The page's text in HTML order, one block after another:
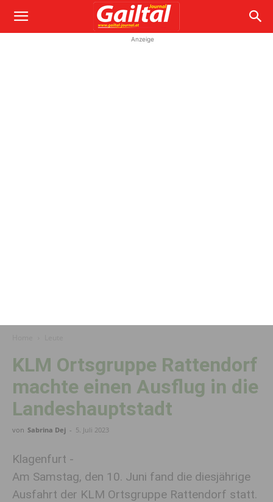
Anzeige
KLM Ortsgruppe Rattendorf
machte einen Ausflug in die
Landeshauptstadt
von Sabrina Dej - 5. Juli 2023
Klagenfurt -
Am Samstag, den 10. Juni fand die diesjährige
Ausfahrt der KLM Ortsgruppe Rattendorf statt.